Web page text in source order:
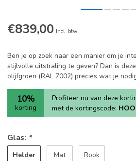
€839,00 Incl. btw
Ben je op zoek naar een manier om je
stijlvolle uitstraling te geven? Dan is
olijfgroen (RAL 7002) precies wat je
10%
korting
Profiteer nu van deze
met de kortingscode:
Glas: *
Helder Mat Rook